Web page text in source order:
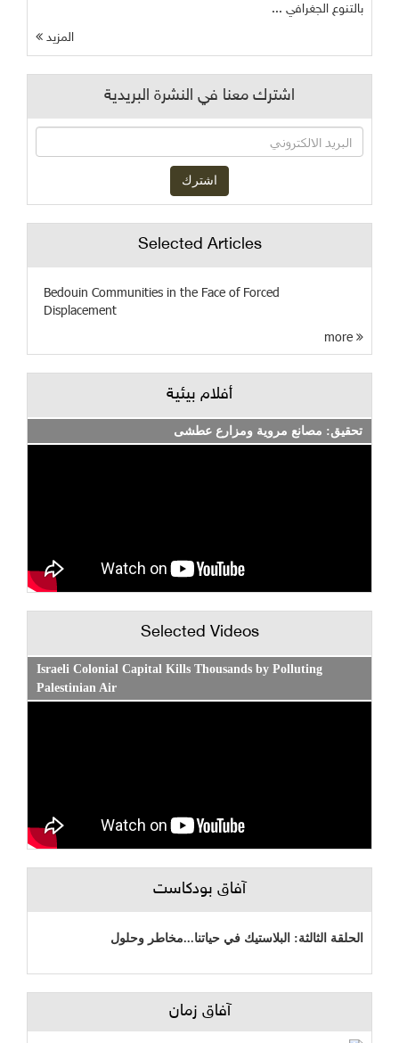
بالتنوع الجغرافي ...
المزيد
اشترك معنا في النشرة البريدية
Selected Articles
Bedouin Communities in the Face of Forced
Displacement
أفلام بيئية
تحقيق: مصانع مروية ومزارع عطشى
Selected Videos
Israeli Colonial Capital Kills Thousands by Polluting
Palestinian Air
آفاق بودكاست
الحلقة الثالثة: البلاستيك في حياتنا...مخاطر وحلول
آفاق زمان